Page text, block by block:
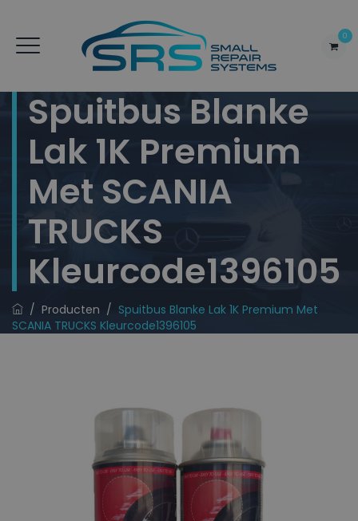
0
Spuitbus Blanke
Lak 1K Premium
Met SCANIA
TRUCKS
Kleurcode1396105
/ Producten / Spuitbus Blanke Lak 1K Premium Met
SCANIA TRUCKS Kleurcode1396105